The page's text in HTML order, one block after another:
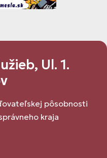
Ul. 1.
pôsobnosti
kraja